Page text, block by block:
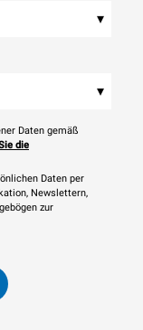
▾
▾
Daten gemäß
die
Daten per
Newslettern,
zur